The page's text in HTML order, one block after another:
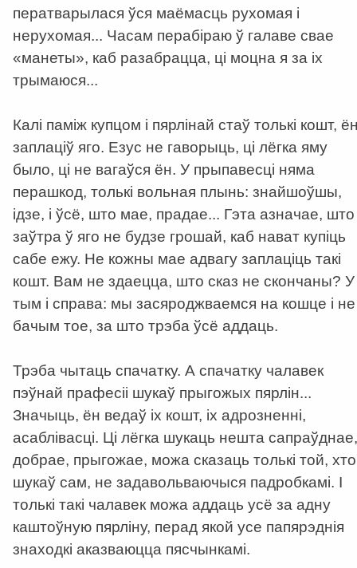
ператварылася ўся маёмасць рухомая і
нерухомая... Часам перабіраю ў галаве свае
«манеты», каб разабрацца, ці моцна я за іх
трымаюся...
Калі паміж купцом і пярлінай стаў толькі кошт,
заплаціў яго. Езус не гаворыць, ці лёгка яму
было, ці не вагаўся ён. У прыпавесці няма
перашкод, толькі вольная плынь: знайшоўшы,
ідзе, і ўсё, што мае, прадае... Гэта азначае, што
заўтра ў яго не будзе грошай, каб нават купіць
сабе ежу. Не кожны мае адвагу заплаціць такі
кошт. Вам не здаецца, што сказ не скончаны? У
тым і справа: мы засяроджваемся на кошце і не
бачым тое, за што трэба ўсё аддаць.
Трэба чытаць спачатку. А спачатку чалавек
пэўнай прафесіі шукаў прыгожых пярлін...
Значыць, ён ведаў іх кошт, іх адрозненні,
асаблівасці. Ці лёгка шукаць нешта сапраўднае,
добрае, прыгожае, можа сказаць толькі той, хто
шукаў сам, не задавольваючыся падробкамі. І
толькі такі чалавек можа аддаць усё за адну
каштоўную пярліну, перад якой усе папярэднія
знаходкі аказваюцца пясчынкамі.